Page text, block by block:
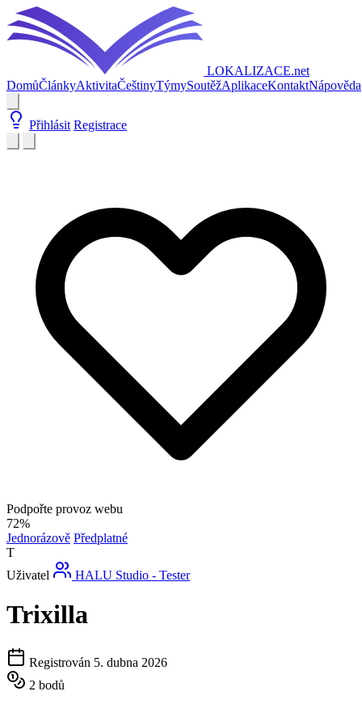
LOKALIZACE.net
DomůČlánkyAktivitaČeštinyTýmySoutěžAplikaceKontaktNápověda
Přihlásit Registrace
Podpořte provoz webu
72%
Jednorázově Předplatné
T
Uživatel
HALU Studio - Tester
Trixilla
Registrován 5. dubna 2026
2 bodů